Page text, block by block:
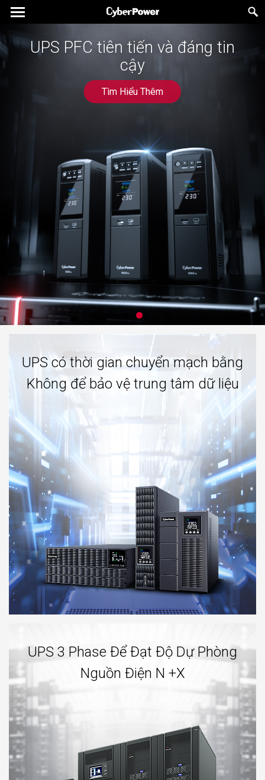
UPS Dạng Brick Tiết Kiệm
Năng Lượng
Tìm Hiểu Thêm
UPS PFC tiên tiến và đáng tin
cậy
Tìm Hiểu Thêm
UPS có thời gian chuyển mạch bằng
Không để bảo vệ trung tâm dữ liệu
UPS 3 Phase Để Đạt Độ Dự Phòng
Nguồn Điện N +X